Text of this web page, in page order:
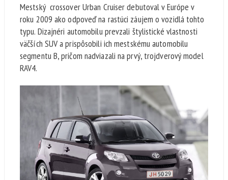
Mestský crossover Urban Cruiser debutoval v Európe v
roku 2009 ako odpoveď na rastúci záujem o vozidlá tohto
typu. Dizajnéri automobilu prevzali štylistické vlastnosti
väčších SUV a prispôsobili ich mestskému automobilu
segmentu B, pričom nadviazali na prvý, trojdverový model
RAV4.